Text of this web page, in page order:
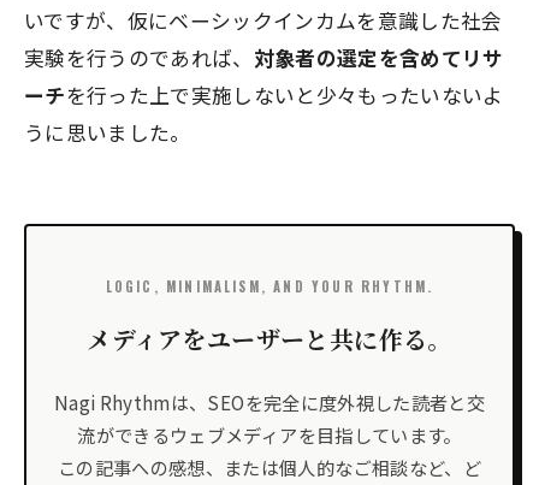
いですが、仮にベーシックインカムを意識した社会
実験を行うのであれば、 対象者の選定を含めてリサ
ーチを行った上で実施しないと少々もったいないよ
うに思いました。
LOGIC, MINIMALISM, AND YOUR RHYTHM.
メディアをユーザーと共に作る。
Nagi Rhythmは、SEOを完全に度外視した読者と交
流ができるウェブメディアを目指しています。
この記事への感想、または個人的なご相談など、ど